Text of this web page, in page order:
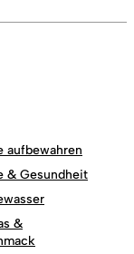
aufbewahren
& Gesundheit
&